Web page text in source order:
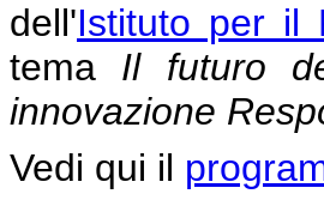
dell'Istituto per il
tema Il futuro
innovazione
Vedi qui il